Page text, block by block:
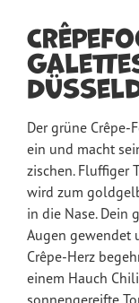
Der grüne
ein und macht
zischen. Fluffiger
wird zum
in die Nase. Dein
Augen gewendet
Crêpe-Herz
einem Hauch